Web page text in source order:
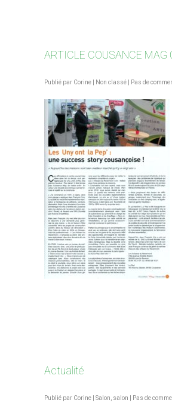
ARTICLE COUSANCE MAG
Publié par Corine Non classé Pas de
Actualité
Publié par Corine Salon salon Pas de